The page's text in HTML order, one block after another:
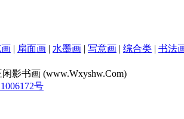
| 扇面画 | 水墨画 | 写意画 | 综合类 | 书法
影书画 (www.Wxyshw.Com)
号